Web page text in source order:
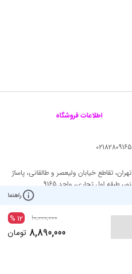
راهنما
10,000,000
12
%
8,890,000 تومان
اطلاعات فروشگاه
02182809165
تهران، تقاطع خیابان ولیعصر و طالقانی، پاساژ
نور، طبقه اول تجاری، واحد 9165